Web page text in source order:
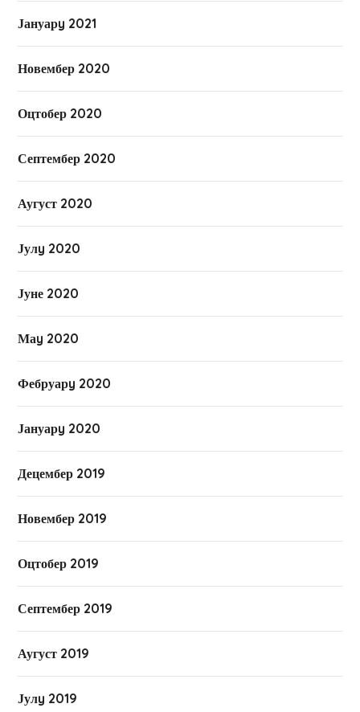
Јануарy 2021
Новембер 2020
Оцтобер 2020
Септембер 2020
Аугуст 2020
Јулy 2020
Јуне 2020
Маy 2020
Фебруарy 2020
Јануарy 2020
Децембер 2019
Новембер 2019
Оцтобер 2019
Септембер 2019
Аугуст 2019
Јулy 2019